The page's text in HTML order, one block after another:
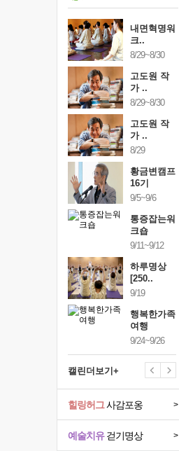
'모른다'는 것
내면혁명워
크..
8/29~8/30
고도원 작
가 ..
8/29~8/30
고도원 작
가 ..
8/29
황금변캠프
16기
9/5~9/6
통증잡는워
크숍
9/11~9/12
하루명상
[250..
9/19
행복한가족
여행
9/24~9/26
캘린더보기+
예술치유걷기명상 >
힐링허그사감포옹 >